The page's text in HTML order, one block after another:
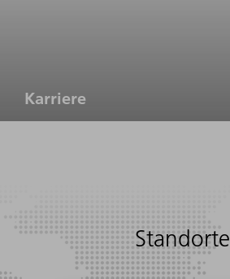
Karriere
Standorte